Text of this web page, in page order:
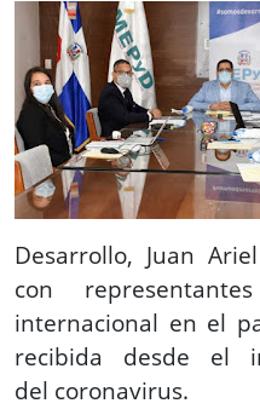
Desarrollo, Juan
con
internacional en el
recibida desde el
del coronavirus.